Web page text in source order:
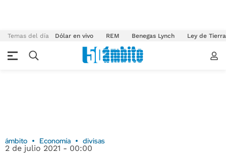
Temas del día Dólar en vivo REM Benegas Lynch Ley de
ámbito Economía divisas
2 de julio 2021 - 00:00